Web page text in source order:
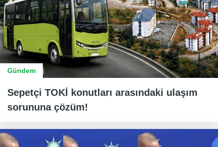
Gündem
Sepetçi TOKİ konutları arasındaki ulaşım
sorununa çözüm!